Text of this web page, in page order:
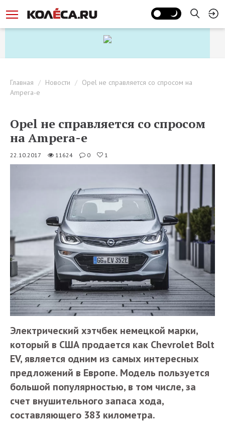
Главная Новости
Opel не справляется со спросом на
Ampera-e
Opel не справляется со спросом
на Ampera-e
22.10.2017 11624 0 1
Электрический хэтчбек немецкой марки,
который в США продается как Chevrolet Bolt
EV, является одним из самых интересных
предложений в Европе. Модель пользуется
большой популярностью, в том числе, за
счет внушительного запаса хода,
составляющего 383 километра.